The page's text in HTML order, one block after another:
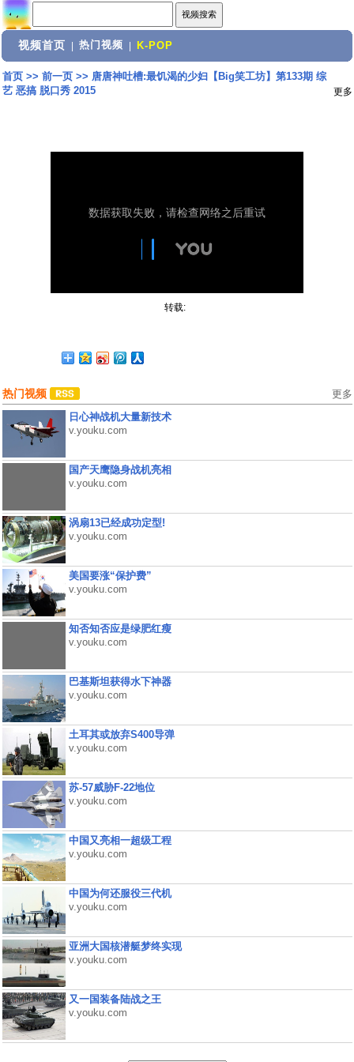
视频首页 热门视频 K-POP
首页>> 前一页>> 唐唐神吐槽:最饥渴的少妇【Big笑工坊】第133期 综
艺 恶搞 脱口秀 2015
更多
转载:
热门视频 更多
日心神战机大量新技术
v.youku.com
国产天鹰隐身战机亮相
v.youku.com
涡扇13已经成功定型!
v.youku.com
美国要涨“保护费”
v.youku.com
知否知否应是绿肥红瘦
v.youku.com
巴基斯坦获得水下神器
v.youku.com
土耳其或放弃S400导弹
v.youku.com
苏-57威胁F-22地位
v.youku.com
中国又亮相一超级工程
v.youku.com
中国为何还服役三代机
v.youku.com
亚洲大国核潜艇梦终实现
v.youku.com
又一国装备陆战之王
v.youku.com